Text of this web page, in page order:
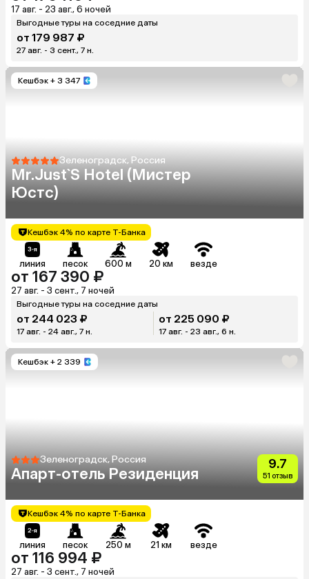
17 авг. - 23 авг., 6 ночей
Выгодные туры на соседние даты
от 179 987 ₽
27 авг. - 3 сент., 7 н.
Кешбэк + 3 347
Зеленоградск, Россия
Mr.Just`S Hotel (Мистер
Юстс)
Кешбэк 4% по карте Т-Банка
линия песок 600 м 20 км везде
от 167 390 ₽
27 авг. - 3 сент., 7 ночей
Выгодные туры на соседние даты
от 244 023 ₽
17 авг. - 24 авг., 7 н.
от 225 090 ₽
17 авг. - 23 авг., 6 н.
Кешбэк + 2 339
Зеленоградск, Россия
Апарт-отель Резиденция
9.7
51 отзыв
Кешбэк 4% по карте Т-Банка
линия песок 250 м 21 км везде
от 116 994 ₽
27 авг. - 3 сент., 7 ночей